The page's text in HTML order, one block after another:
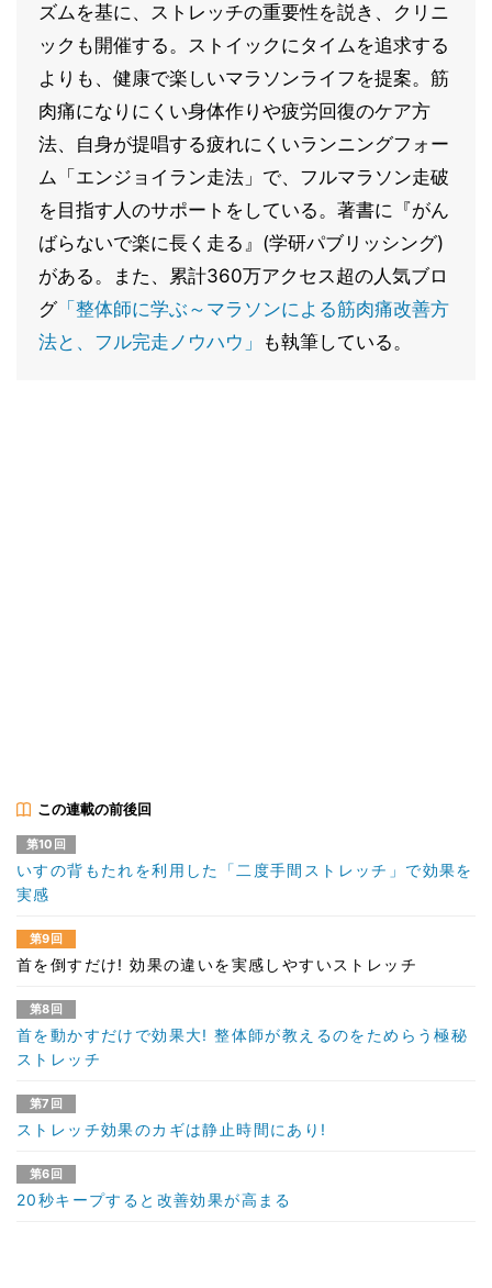
ズムを基に、ストレッチの重要性を説き、クリニ
ックも開催する。ストイックにタイムを追求する
よりも、健康で楽しいマラソンライフを提案。筋
肉痛になりにくい身体作りや疲労回復のケア方
法、自身が提唱する疲れにくいランニングフォー
ム「エンジョイラン走法」で、フルマラソン走破
を目指す人のサポートをしている。著書に『がん
ばらないで楽に長く走る』(学研パブリッシング)
がある。また、累計360万アクセス超の人気ブロ
グ「整体師に学ぶ～マラソンによる筋肉痛改善方
法と、フル完走ノウハウ」
も執筆している。
この連載の前後回
第10回
いすの背もたれを利用した「二度手間ストレッチ」で効果を
実感
第9回
首を倒すだけ! 効果の違いを実感しやすいストレッチ
第8回
首を動かすだけで効果大! 整体師が教えるのをためらう極秘
ストレッチ
第7回
ストレッチ効果のカギは静止時間にあり!
第6回
20秒キープすると改善効果が高まる